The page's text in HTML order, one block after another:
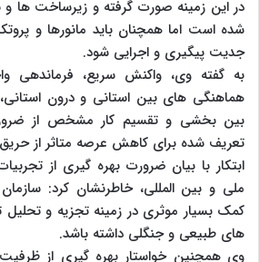
در این زمینه صورت گرفته و زیرساخت ها
شده است اما همچنان باید مانورها و
جدیت پیگیری و اجرایی شود.
به گفته وی، واکنش سریع، فرماندهی
هماهنگی های بین استانی و درون
بین بخشی و تقسیم کار مشخص از
تعریف شده برای کاهش عرصه متاثر از
ابتکار با بیان ضرورت بهره گیری از
ملی و بین المللی، خاطرنشان کرد:
کمک بسیار موثری در زمینه تجزیه و تحلیل
های طبیعی و جنگلی داشته باشد.
وی همچنین خواستار بهره گیری از